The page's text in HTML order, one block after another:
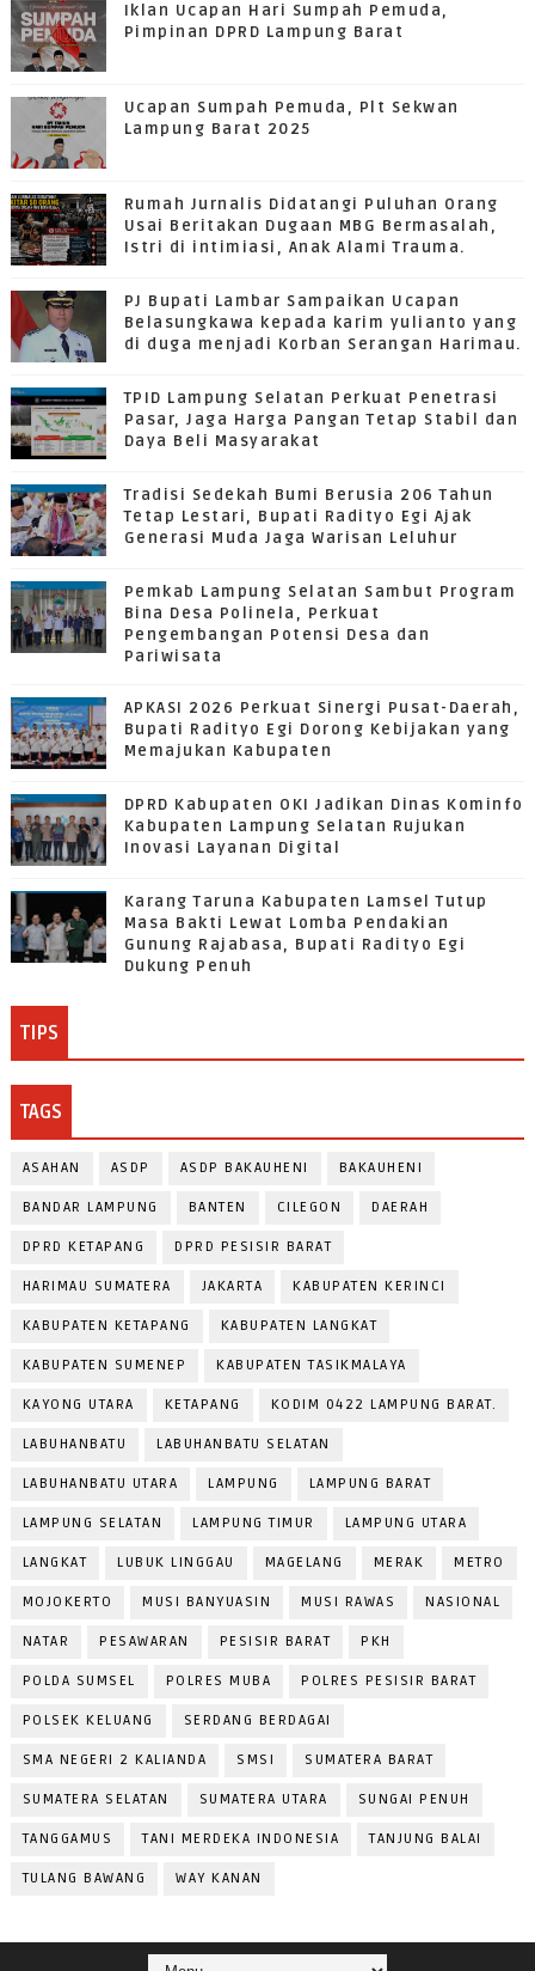
Iklan Ucapan Hari Sumpah Pemuda,
Pimpinan DPRD Lampung Barat
Ucapan Sumpah Pemuda, Plt Sekwan
Lampung Barat 2025
Rumah Jurnalis Didatangi Puluhan Orang
Usai Beritakan Dugaan MBG Bermasalah,
Istri di intimiasi, Anak Alami Trauma.
PJ Bupati Lambar Sampaikan Ucapan
Belasungkawa kepada karim yulianto yang
di duga menjadi Korban Serangan Harimau.
TPID Lampung Selatan Perkuat Penetrasi
Pasar, Jaga Harga Pangan Tetap Stabil dan
Daya Beli Masyarakat
Tradisi Sedekah Bumi Berusia 206 Tahun
Tetap Lestari, Bupati Radityo Egi Ajak
Generasi Muda Jaga Warisan Leluhur
Pemkab Lampung Selatan Sambut Program
Bina Desa Polinela, Perkuat
Pengembangan Potensi Desa dan
Pariwisata
APKASI 2026 Perkuat Sinergi Pusat-Daerah,
Bupati Radityo Egi Dorong Kebijakan yang
Memajukan Kabupaten
DPRD Kabupaten OKI Jadikan Dinas Kominfo
Kabupaten Lampung Selatan Rujukan
Inovasi Layanan Digital
Karang Taruna Kabupaten Lamsel Tutup
Masa Bakti Lewat Lomba Pendakian
Gunung Rajabasa, Bupati Radityo Egi
Dukung Penuh
TIPS
TAGS
ASAHAN ASDP ASDP BAKAUHENI BAKAUHENI
BANDAR LAMPUNG BANTEN CILEGON DAERAH
DPRD KETAPANG DPRD PESISIR BARAT
HARIMAU SUMATERA JAKARTA KABUPATEN KERINCI
KABUPATEN KETAPANG KABUPATEN LANGKAT
KABUPATEN SUMENEP KABUPATEN TASIKMALAYA
KAYONG UTARA KETAPANG KODIM 0422 LAMPUNG BARAT.
LABUHANBATU LABUHANBATU SELATAN
LABUHANBATU UTARA LAMPUNG LAMPUNG BARAT
LAMPUNG SELATAN LAMPUNG TIMUR LAMPUNG UTARA
LANGKAT LUBUK LINGGAU MAGELANG MERAK METRO
MOJOKERTO MUSI BANYUASIN MUSI RAWAS NASIONAL
NATAR PESAWARAN PESISIR BARAT PKH
POLDA SUMSEL POLRES MUBA POLRES PESISIR BARAT
POLSEK KELUANG SERDANG BERDAGAI
SMA NEGERI 2 KALIANDA SMSI SUMATERA BARAT
SUMATERA SELATAN SUMATERA UTARA SUNGAI PENUH
TANGGAMUS TANI MERDEKA INDONESIA TANJUNG BALAI
TULANG BAWANG WAY KANAN